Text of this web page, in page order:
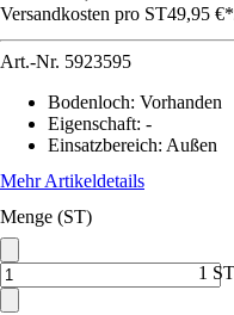
Versandkosten pro ST49,95 €*
Art.-Nr. 5923595
Bodenloch: Vorhanden
Eigenschaft: -
Einsatzbereich: Außen
Mehr Artikeldetails
Menge (ST)
1 ST